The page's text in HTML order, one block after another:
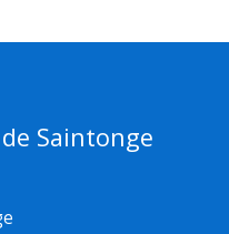
Saintonge